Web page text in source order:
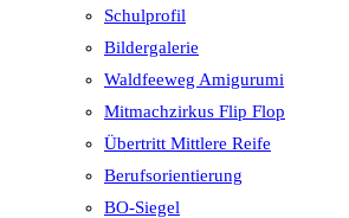
Schulprofil
Bildergalerie
Waldfeeweg Amigurumi
Mitmachzirkus Flip Flop
Übertritt Mittlere Reife
Berufsorientierung
BO-Siegel